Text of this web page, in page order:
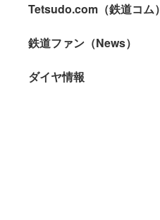
Tetsudo.com（鉄道コム）
鉄道ファン（News）
ダイヤ情報